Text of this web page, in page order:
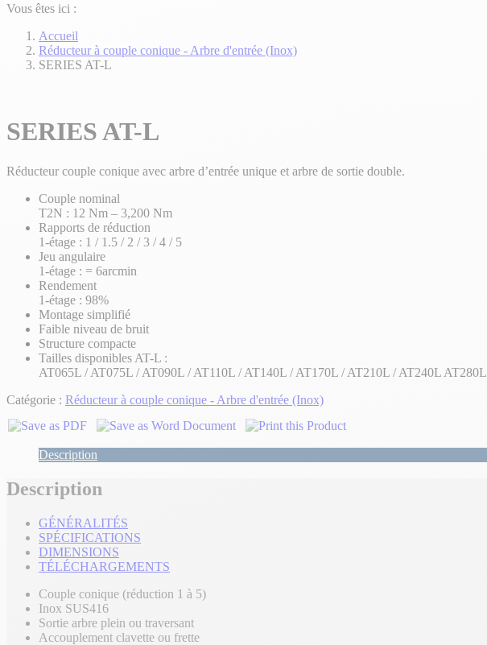
Vous êtes ici :
Accueil
Réducteur à couple conique - Arbre d'entrée (Inox)
SERIES AT-L
SERIES AT-L
Réducteur couple conique avec arbre d’entrée unique et arbre de sortie double.
Couple nominal
T2N : 12 Nm – 3,200 Nm
Rapports de réduction
1-étage : 1 / 1.5 / 2 / 3 / 4 / 5
Jeu angulaire
1-étage : = 6arcmin
Rendement
1-étage : 98%
Montage simplifié
Faible niveau de bruit
Structure compacte
Tailles disponibles AT-L :
AT065L / AT075L / AT090L / AT110L / AT140L / AT170L / AT210L / AT240L AT280L
Catégorie : Réducteur à couple conique - Arbre d'entrée (Inox)
Description
Description
GÉNÉRALITÉS
SPÉCIFICATIONS
DIMENSIONS
TÉLÉCHARGEMENTS
Couple conique (réduction 1 à 5)
Inox SUS416
Sortie arbre plein ou traversant
Accouplement clavette ou frette